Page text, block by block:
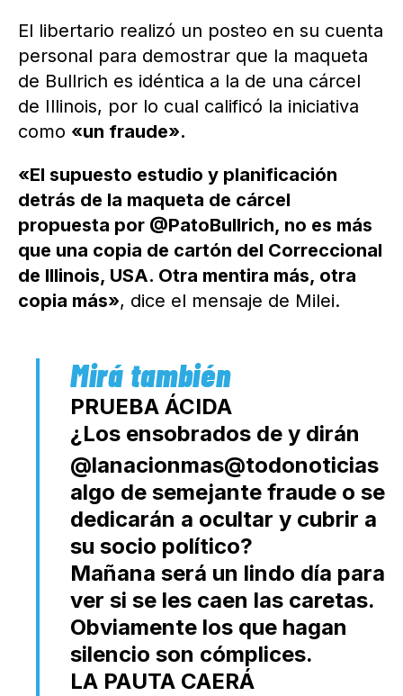
El libertario realizó un posteo en su cuenta
personal para demostrar que la maqueta
de Bullrich es idéntica a la de una cárcel
de Illinois, por lo cual calificó la iniciativa
como «un fraude».
«El supuesto estudio y planificación
detrás de la maqueta de cárcel
propuesta por @PatoBullrich, no es más
que una copia de cartón del Correccional
de Illinois, USA. Otra mentira más, otra
copia más», dice el mensaje de Milei.
PRUEBA ÁCIDA
¿Los ensobrados de
@lanacionmas
y
@todonoticias
dirán
algo de semejante fraude o se
dedicarán a ocultar y cubrir a
su socio político?
Mañana será un lindo día para
ver si se les caen las caretas.
Obviamente los que hagan
silencio son cómplices.
LA PAUTA CAERÁ